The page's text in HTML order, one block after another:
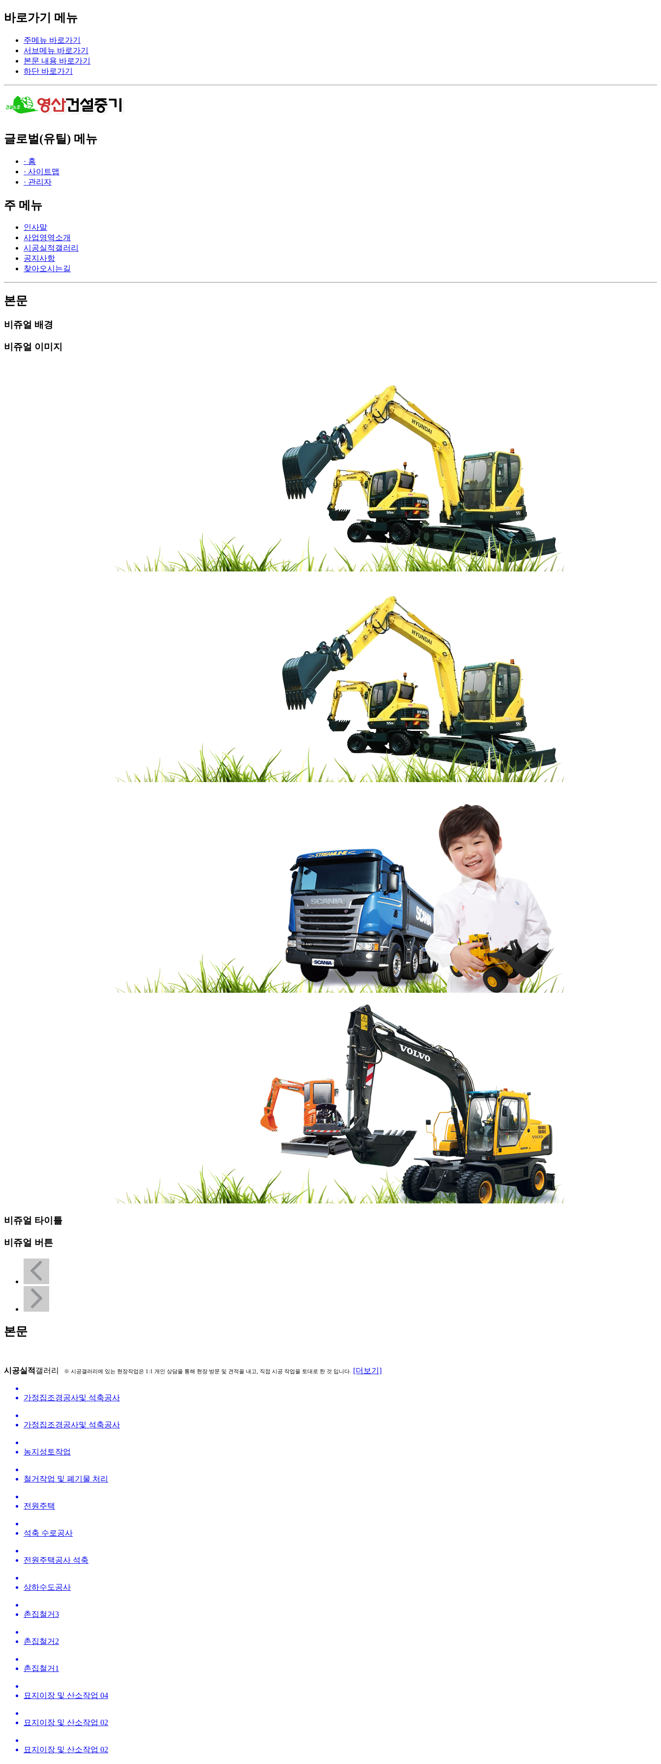
바로가기 메뉴
주메뉴 바로가기
서브메뉴 바로가기
본문 내용 바로가기
하단 바로가기
글로벌(유틸) 메뉴
· 홈
· 사이트맵
· 관리자
주 메뉴
인사말
사업영역소개
시공실적갤러리
공지사항
찾아오시는길
본문
비쥬얼 배경
비쥬얼 이미지
비쥬얼 타이틀
비쥬얼 버튼
본문
시공실적 갤러리 ※ 시공갤러리에 있는 현장작업은 1:1 개인 상담을 통해 현장 방문 및 견적을 내고, 직접 시공 작업을 토대로 한 것 입니다. [더보기]
가정집조경공사및 석축공사
가정집조경공사및 석축공사
농지성토작업
철거작업 및 폐기물 처리
전원주택
석축 수로공사
전원주택공사 석축
상하수도공사
촌집철거3
촌집철거2
촌집철거1
묘지이장 및 산소작업 04
묘지이장 및 산소작업 02
묘지이장 및 산소작업 02